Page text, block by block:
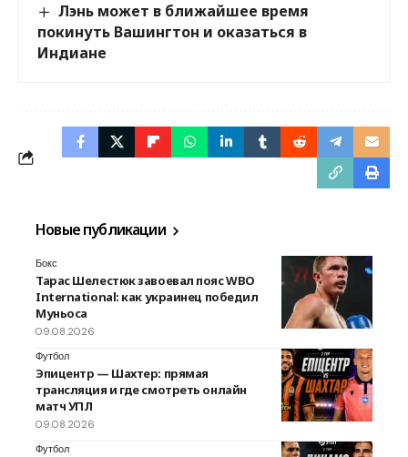
Лэнь может в ближайшее время
покинуть Вашингтон и оказаться в
Индиане
Новые публикации
Бокс
Тарас Шелестюк завоевал пояс WBO
International: как украинец победил
Муньоса
09.08.2026
Футбол
Эпицентр — Шахтер: прямая
трансляция и где смотреть онлайн
матч УПЛ
09.08.2026
Футбол